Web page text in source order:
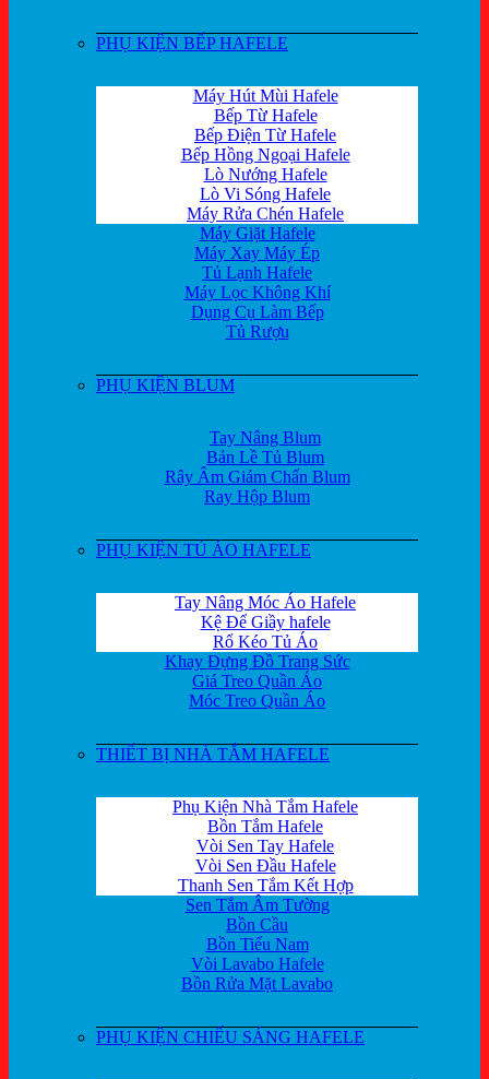
PHỤ KIỆN BẾP HAFELE
Máy Hút Mùi Hafele
Bếp Từ Hafele
Bếp Điện Từ Hafele
Bếp Hồng Ngoại Hafele
Lò Nướng Hafele
Lò Vi Sóng Hafele
Máy Rửa Chén Hafele
Máy Giặt Hafele
Máy Xay Máy Ép
Tủ Lạnh Hafele
Máy Lọc Không Khí
Dụng Cụ Làm Bếp
Tủ Rượu
PHỤ KIỆN BLUM
Tay Nâng Blum
Bản Lề Tủ Blum
Rây Âm Giảm Chấn Blum
Ray Hộp Blum
PHỤ KIỆN TỦ ÁO HAFELE
Tay Nâng Móc Áo Hafele
Kệ Để Giầy hafele
Rổ Kéo Tủ Áo
Khay Đựng Đồ Trang Sức
Giá Treo Quần Áo
Móc Treo Quần Áo
THIẾT BỊ NHÀ TẮM HAFELE
Phụ Kiện Nhà Tắm Hafele
Bồn Tắm Hafele
Vòi Sen Tay Hafele
Vòi Sen Đầu Hafele
Thanh Sen Tắm Kết Hợp
Sen Tắm Âm Tường
Bồn Cầu
Bồn Tiểu Nam
Vòi Lavabo Hafele
Bồn Rửa Mặt Lavabo
PHỤ KIỆN CHIẾU SÁNG HAFELE